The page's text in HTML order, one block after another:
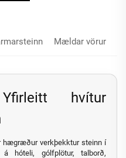
Mældar vörur
Yfirleitt hvítur
hægræður verkþekktur steinn í
hóteli, gólfplötur, talborð,